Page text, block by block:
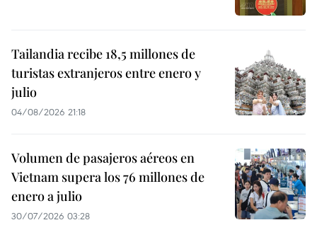
Tailandia recibe 18,5 millones de
turistas extranjeros entre enero y
julio
04/08/2026 21:18
Volumen de pasajeros aéreos en
Vietnam supera los 76 millones de
enero a julio
30/07/2026 03:28